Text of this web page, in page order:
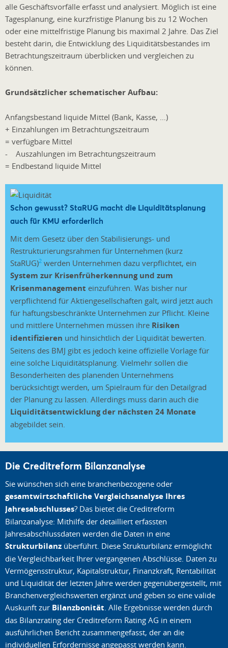
alle Geschäftsvorfälle erfasst und analysiert. Möglich ist eine
Tagesplanung, eine kurzfristige Planung bis zu 12 Wochen
oder eine mittelfristige Planung bis maximal 2 Jahre. Das Ziel
besteht darin, die Entwicklung des Liquiditätsbestandes im
Betrachtungszeitraum überblicken und vergleichen zu
können.
Grundsätzlicher schematischer Aufbau:
Anfangsbestand liquide Mittel (Bank, Kasse, …)
+ Einzahlungen im Betrachtungszeitraum
= verfügbare Mittel
- Auszahlungen im Betrachtungszeitraum
= Endbestand liquide Mittel
Schon gewusst? StaRUG macht die Liquiditätsplanung
auch für KMU erforderlich
Mit dem Gesetz über den Stabilisierungs- und
Restrukturierungsrahmen für Unternehmen (kurz
StaRUG)2 werden Unternehmen dazu verpflichtet, ein
System zur Krisenfrüherkennung und zum
Krisenmanagement einzuführen. Was bisher nur
verpflichtend für Aktiengesellschaften galt, wird jetzt auch
für haftungsbeschränkte Unternehmen zur Pflicht. Kleine
und mittlere Unternehmen müssen ihre Risiken
identifizieren und hinsichtlich der Liquidität bewerten.
Seitens des BMJ gibt es jedoch keine offizielle Vorlage für
eine solche Liquiditätsplanung. Vielmehr sollen die
Besonderheiten des planenden Unternehmens
berücksichtigt werden, um Spielraum für den Detailgrad
der Planung zu lassen. Allerdings muss darin auch die
Liquiditätsentwicklung der nächsten 24 Monate
abgebildet sein.
Die Creditreform Bilanzanalyse
Sie wünschen sich eine branchenbezogene oder
gesamtwirtschaftliche Vergleichsanalyse Ihres
Jahresabschlusses? Das bietet die Creditreform
Bilanzanalyse: Mithilfe der detailliert erfassten
Jahresabschlussdaten werden die Daten in eine
Strukturbilanz überführt. Diese Strukturbilanz ermöglicht
die Vergleichbarkeit Ihrer vergangenen Abschlüsse. Daten zu
Vermögensstruktur, Kapitalstruktur, Finanzkraft, Rentabilität
und Liquidität der letzten Jahre werden gegenübergestellt, mit
Branchenvergleichswerten ergänzt und geben so eine valide
Auskunft zur Bilanzbonität. Alle Ergebnisse werden durch
das Bilanzrating der Creditreform Rating AG in einem
ausführlichen Bericht zusammengefasst, der an die
individuellen Erfordernisse angepasst werden kann.